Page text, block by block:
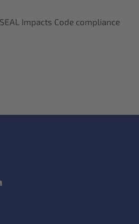
Impacts Code compliance